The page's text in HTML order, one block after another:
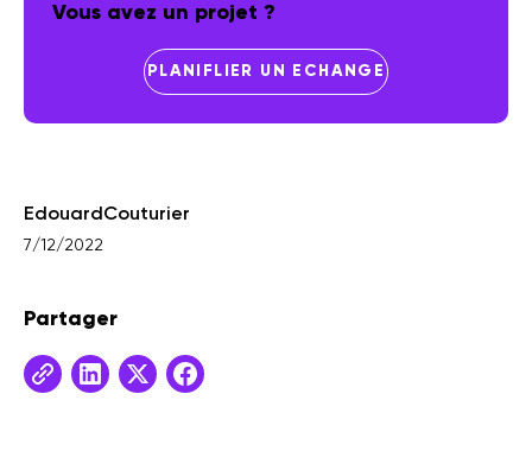
Vous avez un projet ?
PLANIFLIER UN ECHANGE
Edouard Couturier
7/12/2022
Partager